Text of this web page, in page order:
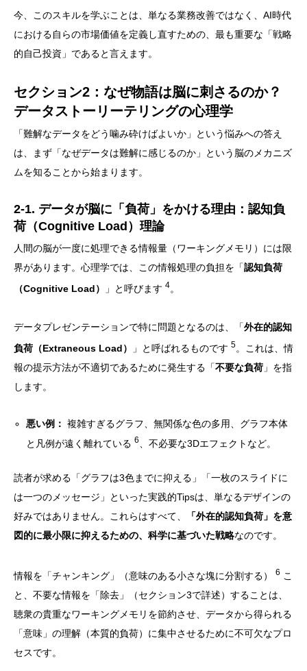
今、このスキルを学ぶことは、単なる業務改善ではなく、AI時代
における自らの市場価値を定義し直すための、最も重要な「戦略
的自己投資」であると言えます。
セクション2：なぜ物語は脳に刺さるのか？
データストーリーテリングの心理学
「難解なデータをどう噛み砕けばよいか」という悩みへの答え
は、まず「なぜデータは難解に感じるのか」という脳のメカニズ
ムを知ることから始まります。
2-1. データが脳に「負荷」をかける理由：認知負
荷（Cognitive Load）理論
人間の脳が一度に処理できる情報量（ワーキングメモリ）には限
界があります。心理学では、この情報処理の負担を「認知負荷
（Cognitive Load）
」と呼びます 4。
データプレゼンテーションで特に問題となるのは、「外在的認知
負荷（Extraneous Load）
」と呼ばれるものです 5。これは、情
報の提示方法が不適切であるために発生する「不要な負荷 」を指
します。
悪い例： 複雑すぎるグラフ、無関係な色の多用、グラフ本体
と凡例が遠く離れている6 、不必要な3Dエフェクトなど。
読者が求める「グラフは3色までに抑える」「一枚のスライドに
は一つのメッセージ」といった実践的Tipsは、単なるデザインの
好みではありません。これらはすべて、
「外在的認知負荷」を意
図的に最小限に抑えるための、科学に基づいた戦略なのです。
情報を「チャンキング」（意味のある小さな塊に分割する） 6 こ
と、不要な情報を「除去」（セクション3で詳述）することは、
聴衆の貴重なワーキングメモリを節約させ、データから得られる
「意味」の理解（本質的負荷）に集中させるために不可欠なプロ
セスです。